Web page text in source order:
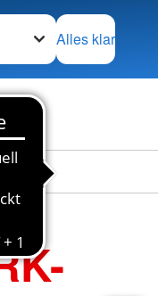
zu
Alles klar